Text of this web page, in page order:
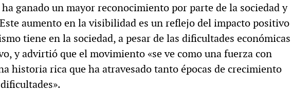
ganado un mayor reconocimiento por parte de la sociedad y
aumento en la visibilidad es un reflejo del impacto positivo
tiene en la sociedad, a pesar de las dificultades económicas
y advirtió que el movimiento «se ve como una fuerza con
historia rica que ha atravesado tanto épocas de crecimiento